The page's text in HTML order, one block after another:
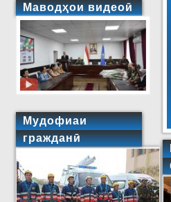
Маводҳои видеоӣ
Мудофиаи
гражданӣ